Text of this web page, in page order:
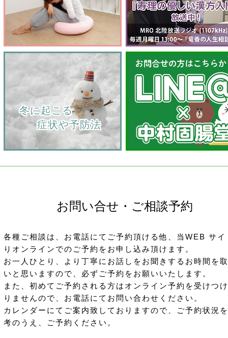
    冬に起こる
         症状や予防法
お問い合せ・ご相談予約
各種ご相談は、お電話にてご予約頂ける他、当WEB サイ
りオンラインでのご予約をお申し込み頂けます。
お一人ひとり、より丁寧にお話しをお聞きするお時間を
いと思いますので、必ずご予約をお願いいたします。
また、初めてご予約される方はオンライン予約を受けつ
りませんので、お電話にてお問い合わせください。
カレンダーにてご案内致しておりますので、ご予約状況
考のうえ、ご予約ください。